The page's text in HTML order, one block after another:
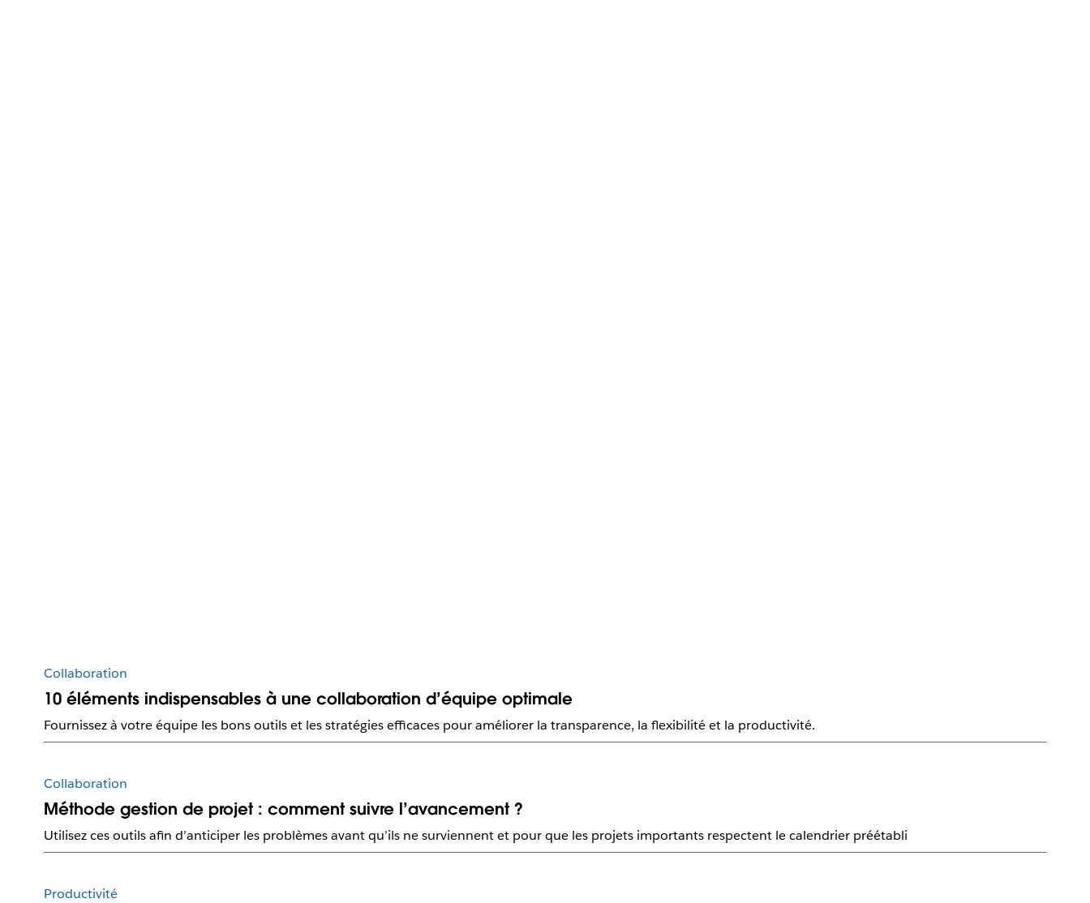
Collaboration
10 éléments indispensables à une collaboration d’équipe optimale
Fournissez à votre équipe les bons outils et les stratégies efficaces pour améliorer la transparence, la flexibilité et la productivité.
Collaboration
Méthode gestion de projet : comment suivre l’avancement ?
Utilisez ces outils afin d’anticiper les problèmes avant qu’ils ne surviennent et pour que les projets importants respectent le calendrier préétabli
Productivité